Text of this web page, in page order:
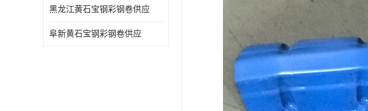
黑龙江黄石宝钢彩钢卷供应
阜新黄石宝钢彩钢卷供应